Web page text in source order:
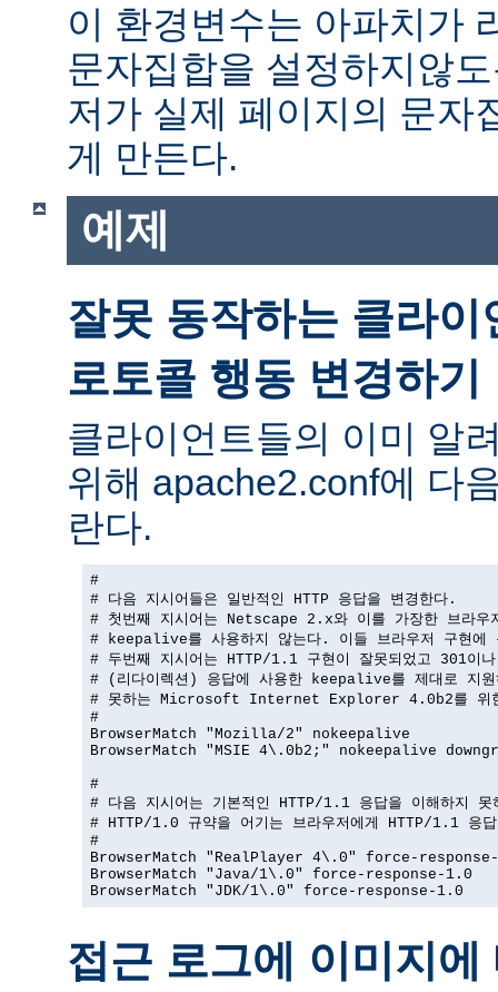
이 환경변수는 아파치가
문자집합을 설정하지않
저가 실제 페이지의 문자
게 만든다.
예제
잘못 동작하는 클라
로토콜 행동 변경하기
클라이언트들의 이미 알
위해 apache2.conf에 다
란다.
#
# 다음 지시어들은 일반적인 HTTP 응답을 변경한다.
# 첫번째 지시어는 Netscape 2.x와 이를 가장한 브라우
# keepalive를 사용하지 않는다. 이들 브라우저 구현에
# 두번째 지시어는 HTTP/1.1 구현이 잘못되었고 301이
# (리다이렉션) 응답에 사용한 keepalive를 제대로 지원
# 못하는 Microsoft Internet Explorer 4.0b2를 위
#
BrowserMatch "Mozilla/2" nokeepalive
BrowserMatch "MSIE 4\.0b2;" nokeepalive
#
# 다음 지시어는 기본적인 HTTP/1.1 응답을 이해하지 못
# HTTP/1.0 규약을 어기는 브라우저에게 HTTP/1.1 응
#
BrowserMatch "RealPlayer 4\.0" force-
BrowserMatch "Java/1\.0" force-response-1.0
BrowserMatch "JDK/1\.0" force-response-1.0
접근 로그에 이미지